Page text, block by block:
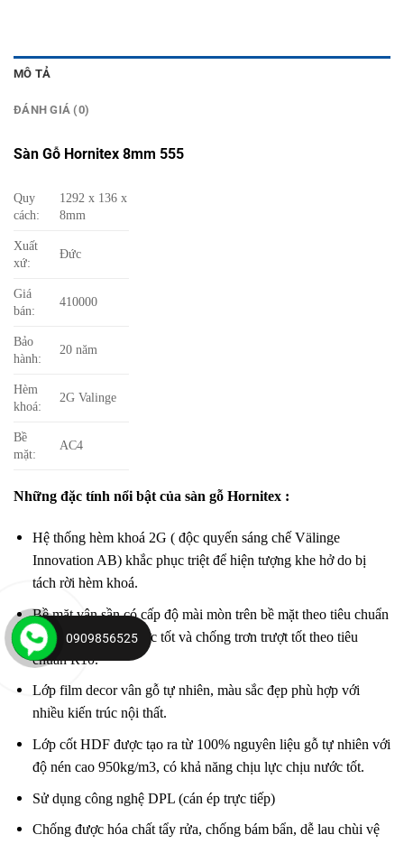
MÔ TẢ
ĐÁNH GIÁ (0)
Sàn Gỗ Hornitex 8mm 555
Quy
cách:
1292 x 136 x
8mm
Xuất
xứ:
Đức
Giá
bán:
410000
Bảo
hành:
20 năm
Hèm
khoá:
2G Valinge
Bề
mặt:
AC4
Những đặc tính nổi bật của sàn gỗ Hornitex :
Hệ thống hèm khoá 2G ( độc quyến sáng chế Välinge
Innovation AB) khắc phục triệt để hiện tượng khe hở do bị
tách rời hèm khoá.
Bề mặt vân sần có cấp độ mài mòn trên bề mặt theo tiêu chuẩn
AC4 chống trầy xước tốt và chống trơn trượt tốt theo tiêu
chuẩn R10.
Lớp film decor vân gỗ tự nhiên, màu sắc đẹp phù hợp với
nhiều kiến trúc nội thất.
Lớp cốt HDF được tạo ra từ 100% nguyên liệu gỗ tự nhiên với
độ nén cao 950kg/m3, có khả năng chịu lực chịu nước tốt.
Sử dụng công nghệ DPL (cán ép trực tiếp)
Chống được hóa chất tẩy rửa, chống bám bẩn, dễ lau chùi vệ
0909856525